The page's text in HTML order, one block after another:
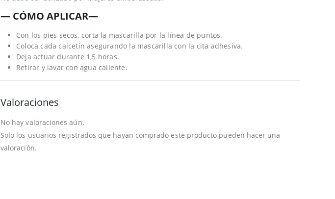
— CÓMO APLICAR—
Con los pies secos, corta la mascarilla por la línea de puntos.
Coloca cada calcetín asegurando la mascarilla con la cita adhesiva.
Deja actuar durante 1,5 horas.
Retirar y lavar con agua caliente.
Valoraciones
No hay valoraciones aún.
Solo los usuarios registrados que hayan comprado este producto pueden hacer una
valoración.